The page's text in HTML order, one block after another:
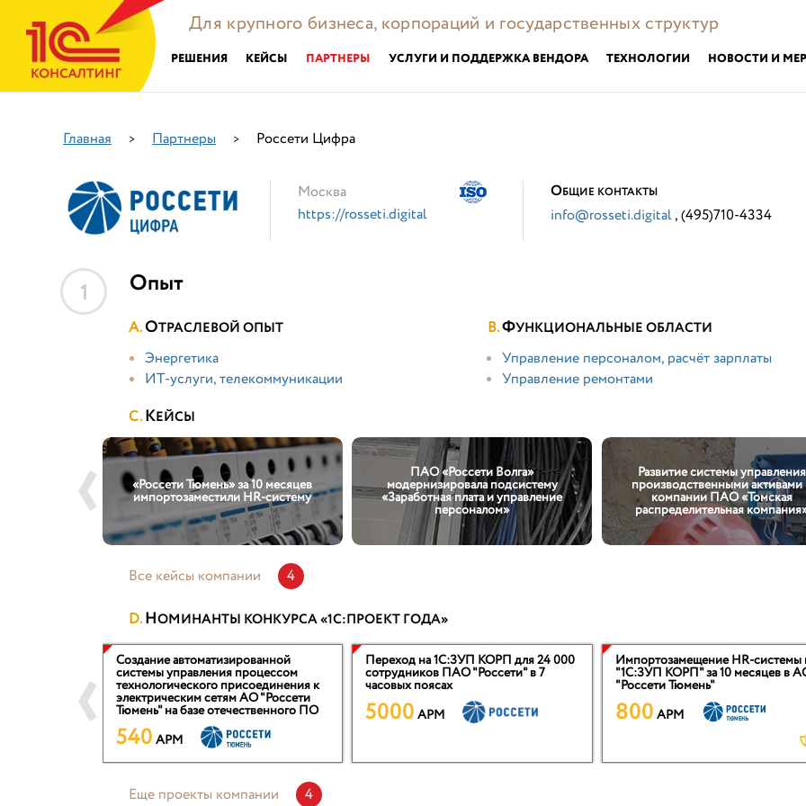
Для крупного бизнеса, корпораций и государственных структур
РЕШЕНИЯ КЕЙСЫ ПАРТНЕРЫ УСЛУГИ И ПОДДЕРЖКА ВЕНДОРА ТЕХНОЛОГИИ НОВОСТИ И
Главная > Партнеры > Россети Цифра
Москва
https://rosseti.digital
ОБЩИЕ КОНТАКТЫ
info@rosseti.digital, (495)710-4334
1 Опыт
ОТРАСЛЕВОЙ ОПЫТ
Энергетика
ИТ-услуги, телекоммуникации
ФУНКЦИОНАЛЬНЫЕ ОБЛАСТИ
Управление персоналом, расчёт зарплаты
Управление ремонтами
КЕЙСЫ
«Россети Тюмень» за 10 месяцев
импортозаместили HR-систему
ПАО «Россети Волга»
модернизировала подсистему
«Заработная плата и управление
персоналом»
Развитие системы управления
производственными активами
компании ПАО «Томская
распределительная
Все кейсы компании 4
НОМИНАНТЫ КОНКУРСА «1С:ПРОЕКТ ГОДА»
Создание автоматизированной
системы управления процессом
технологического присоединения к
электрическим сетям АО "Россети
Тюмень" на базе отечественного ПО
540 APM
Переход на 1С:ЗУП КОРП для 24 000
сотрудников ПАО "Россети" в 7
часовых поясах
5000 APM
Импортозамещение HR-системы
"1С:ЗУП КОРП" за 10 месяцев в
"Россети Тюмень"
800 APM
Еще проекты компании 4